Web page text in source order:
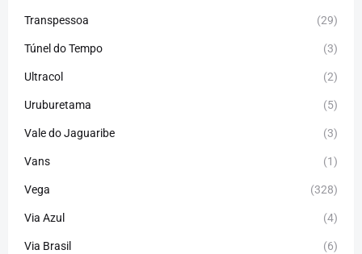
Transpessoa (29)
Túnel do Tempo (3)
Ultracol (2)
Uruburetama (5)
Vale do Jaguaribe (3)
Vans (1)
Vega (328)
Via Azul (4)
Via Brasil (6)